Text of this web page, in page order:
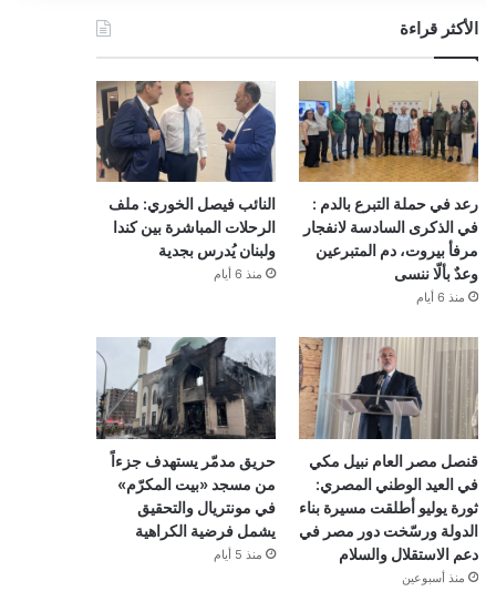
الأكثر قراءة
رعد في حملة التبرع بالدم :
في الذكرى السادسة لانفجار
مرفأ بيروت، دم المتبرعين
وعدٌ بألّا ننسى
منذ 6 أيام
النائب فيصل الخوري: ملف
الرحلات المباشرة بين كندا
ولبنان يُدرس بجدية
منذ 6 أيام
قنصل مصر العام نبيل مكي
في العيد الوطني المصري:
ثورة يوليو أطلقت مسيرة بناء
الدولة ورسّخت دور مصر في
دعم الاستقلال والسلام
منذ أسبوعين
حريق مدمّر يستهدف جزءاً
من مسجد «بيت المكرّم»
في مونتريال والتحقيق
يشمل فرضية الكراهية
منذ 5 أيام